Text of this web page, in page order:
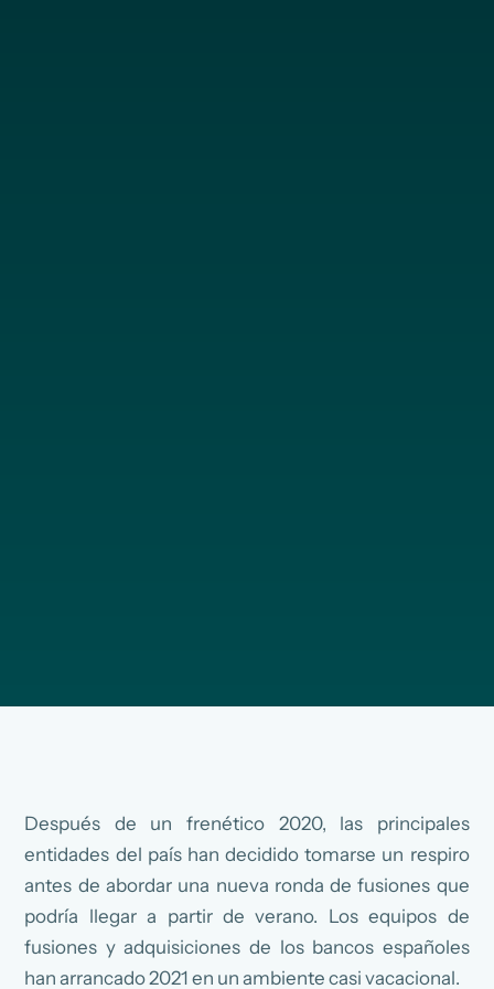
Después de un frenético 2020, las principales
entidades del país han decidido tomarse un respiro
antes de abordar una nueva ronda de fusiones que
podría llegar a partir de verano. Los equipos de
fusiones y adquisiciones de los bancos españoles
han arrancado 2021 en un ambiente casi vacacional.